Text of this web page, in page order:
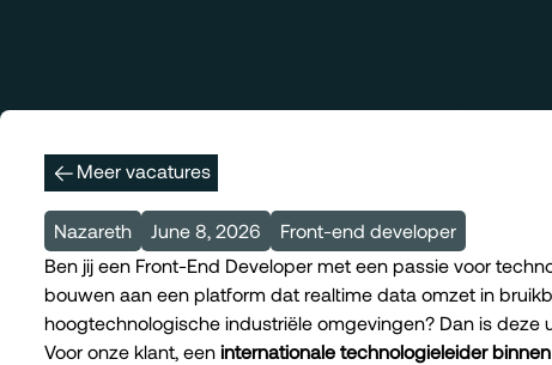
Meer vacatures
Nazareth June 8, 2026
Front-end developer
Ben jij een Front-End Developer met een passie voor
bouwen aan een platform dat realtime data omzet in
hoogtechnologische industriële omgevingen? Dan is deze
Voor onze klant, een internationale technologieleider